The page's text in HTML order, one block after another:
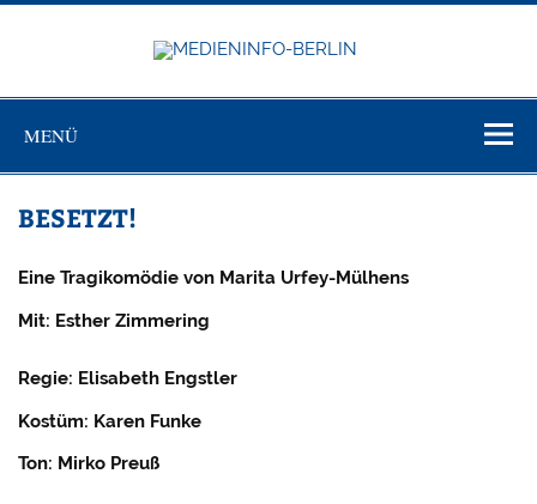
Zum
MENÜ
BESETZT!
Eine Tragikomödie von Marita Urfey-Mülhens
Mit: Esther Zimmering
Regie: Elisabeth Engstler
Kostüm: Karen Funke
Ton: Mirko Preuß